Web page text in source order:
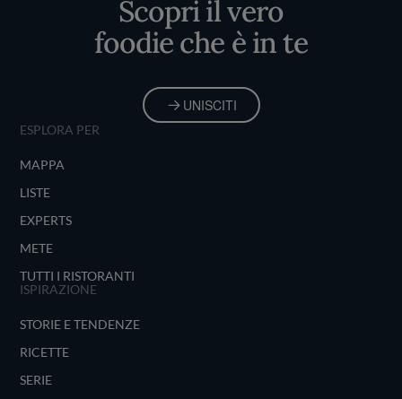
Scopri il vero
foodie che è in te
UNISCITI
ESPLORA PER
MAPPA
LISTE
EXPERTS
METE
TUTTI I RISTORANTI
ISPIRAZIONE
STORIE E TENDENZE
RICETTE
SERIE